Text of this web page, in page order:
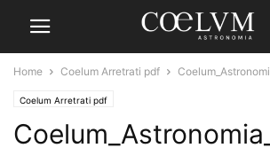
Home Coelum Arretrati pdf
Coelum Arretrati pdf